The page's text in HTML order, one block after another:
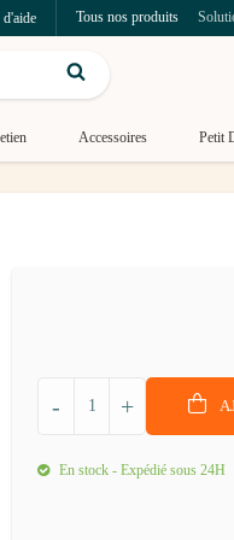
Tous nos produits
Accessoires Petit
+
-
En stock - Expédié sous 24H